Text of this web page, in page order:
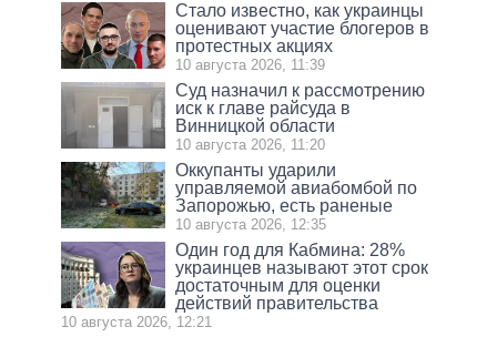
Стало известно, как украинцы
оценивают участие блогеров в
протестных акциях
10 августа 2026, 11:39
Суд назначил к рассмотрению
иск к главе райсуда в
Винницкой области
10 августа 2026, 11:20
Оккупанты ударили
управляемой авиабомбой по
Запорожью, есть раненые
10 августа 2026, 12:35
Один год для Кабмина: 28%
украинцев называют этот срок
достаточным для оценки
действий правительства
10 августа 2026, 12:21